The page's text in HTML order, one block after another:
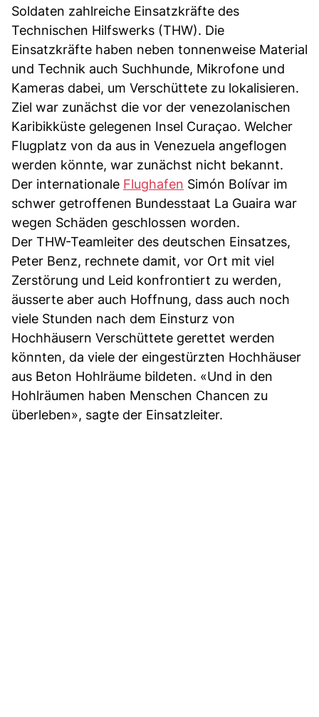
Soldaten zahlreiche Einsatzkräfte des
Technischen Hilfswerks (THW). Die
Einsatzkräfte haben neben tonnenweise Material
und Technik auch Suchhunde, Mikrofone und
Kameras dabei, um Verschüttete zu lokalisieren.
Ziel war zunächst die vor der venezolanischen
Karibikküste gelegenen Insel Curaçao. Welcher
Flugplatz von da aus in Venezuela angeflogen
werden könnte, war zunächst nicht bekannt.
Der internationale Flughafen Simón Bolívar im
schwer getroffenen Bundesstaat La Guaira war
wegen Schäden geschlossen worden.
Der THW-Teamleiter des deutschen Einsatzes,
Peter Benz, rechnete damit, vor Ort mit viel
Zerstörung und Leid konfrontiert zu werden,
äusserte aber auch Hoffnung, dass auch noch
viele Stunden nach dem Einsturz von
Hochhäusern Verschüttete gerettet werden
könnten, da viele der eingestürzten Hochhäuser
aus Beton Hohlräume bildeten. «Und in den
Hohlräumen haben Menschen Chancen zu
überleben», sagte der Einsatzleiter.